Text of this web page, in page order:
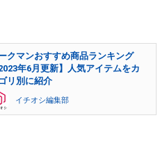
クマンおすすめ商品ランキング
2023年6月更新】人気アイテムをカ
リ別に紹介
イチオシ編集部